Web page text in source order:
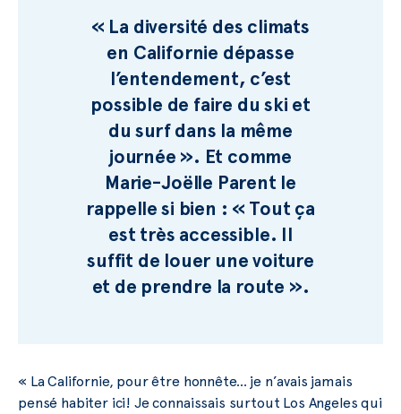
« La diversité des climats
en Californie dépasse
l’entendement, c’est
possible de faire du ski et
du surf dans la même
journée ». Et comme
Marie-Joëlle Parent le
rappelle si bien : « Tout ça
est très accessible. Il
suffit de louer une voiture
et de prendre la route ».
« La Californie, pour être honnête… je n’avais jamais
pensé habiter ici! Je connaissais surtout Los Angeles qui